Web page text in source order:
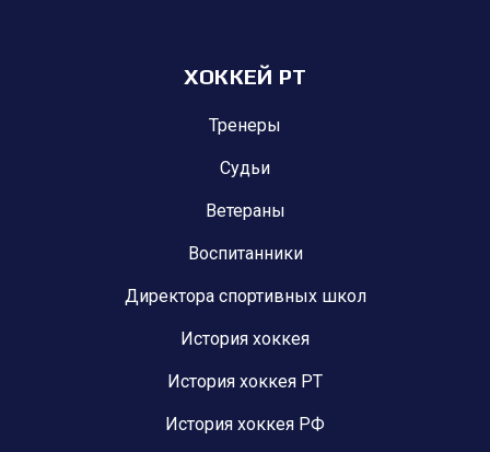
ХОККЕЙ РТ
Тренеры
Судьи
Ветераны
Воспитанники
Директора спортивных школ
История хоккея
История хоккея РТ
История хоккея РФ